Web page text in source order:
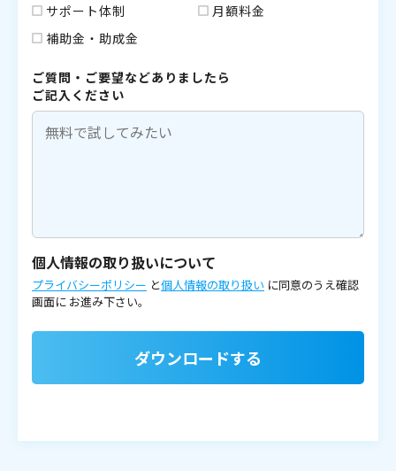
サポート体制
月額料金
補助金・助成金
ご質問・ご要望などありましたら
ご記入ください
個人情報の取り扱いについて
プライバシーポリシー と個人情報の取り扱い に同意のうえ確認
画面に お進み下さい。
ダウンロードする